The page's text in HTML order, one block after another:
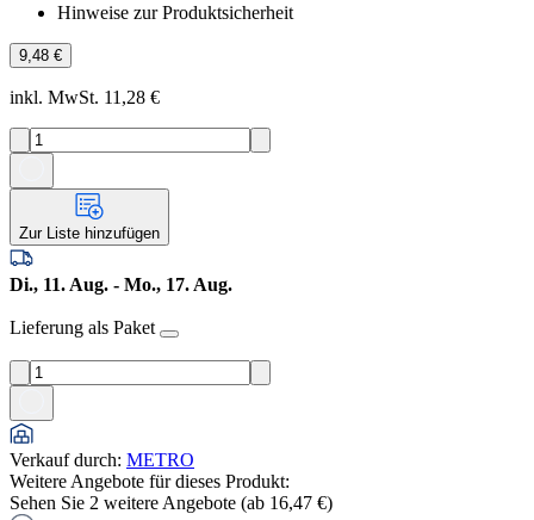
Hinweise zur Produktsicherheit
9,48 €
inkl. MwSt. 11,28 €
Zur Liste hinzufügen
Di., 11. Aug. - Mo., 17. Aug.
Lieferung als Paket
Verkauf durch: METRO
Weitere Angebote für dieses Produkt:
Sehen Sie 2 weitere Angebote (ab 16,47 €)